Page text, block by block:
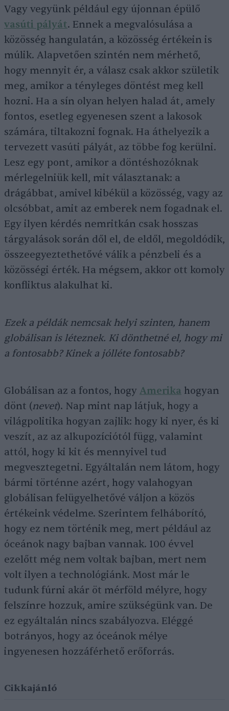
Vagy vegyünk például egy újonnan épülő
vasúti pályát. Ennek a megvalósulása a
közösség hangulatán, a közösség értékein is
múlik. Alapvetően szintén nem mérhető,
hogy mennyit ér, a válasz csak akkor születik
meg, amikor a tényleges döntést meg kell
hozni. Ha a sín olyan helyen halad át, amely
fontos, esetleg egyenesen szent a lakosok
számára, tiltakozni fognak. Ha áthelyezik a
tervezett vasúti pályát, az többe fog kerülni.
Lesz egy pont, amikor a döntéshozóknak
mérlegelniük kell, mit választanak: a
drágábbat, amivel kibékül a közösség, vagy az
olcsóbbat, amit az emberek nem fogadnak el.
Egy ilyen kérdés nemritkán csak hosszas
tárgyalások során dől el, de eldől, megoldódik,
összeegyeztethetővé válik a pénzbeli és a
közösségi érték. Ha mégsem, akkor ott komoly
konfliktus alakulhat ki.
Ezek a példák nemcsak helyi szinten, hanem
globálisan is léteznek. Ki dönthetné el, hogy mi
a fontosabb? Kinek a jólléte fontosabb?
Globálisan az a fontos, hogy Amerika hogyan
dönt (nevet). Nap mint nap látjuk, hogy a
világpolitika hogyan zajlik: hogy ki nyer, és ki
veszít, az az alkupozíciótól függ, valamint
attól, hogy ki kit és mennyivel tud
megvesztegetni. Egyáltalán nem látom, hogy
bármi történne azért, hogy valahogyan
globálisan felügyelhetővé váljon a közös
értékeink védelme. Szerintem felháborító,
hogy ez nem történik meg, mert például az
óceánok nagy bajban vannak. 100 évvel
ezelőtt még nem voltak bajban, mert nem
volt ilyen a technológiánk. Most már le
tudunk fúrni akár öt mérföld mélyre, hogy
felszínre hozzuk, amire szükségünk van. De
ez egyáltalán nincs szabályozva. Eléggé
botrányos, hogy az óceánok mélye
ingyenesen hozzáférhető erőforrás.
Cikkajánló